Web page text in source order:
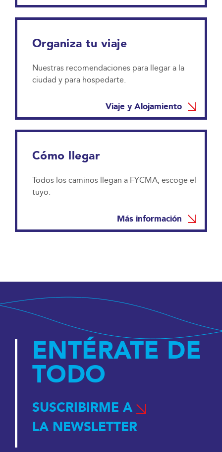
Organiza tu viaje
Nuestras recomendaciones para llegar a la
ciudad y para hospedarte.
Viaje y Alojamiento
Cómo llegar
Todos los caminos llegan a FYCMA, escoge el
tuyo.
Más información
ENTÉRATE DE
TODO
SUSCRIBIRME A
LA NEWSLETTER